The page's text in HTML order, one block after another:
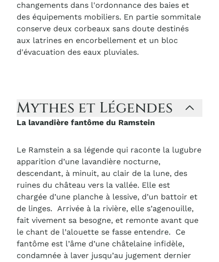
changements dans l'ordonnance des baies et
des équipements mobiliers. En partie sommitale
conserve deux corbeaux sans doute destinés
aux latrines en encorbellement et un bloc
d'évacuation des eaux pluviales.
Mythes et Légendes
La lavandière fantôme du Ramstein
Le Ramstein a sa légende qui raconte la lugubre
apparition d’une lavandière nocturne,
descendant, à minuit, au clair de la lune, des
ruines du château vers la vallée. Elle est
chargée d’une planche à lessive, d’un battoir et
de linges. Arrivée à la rivière, elle s’agenouille,
fait vivement sa besogne, et remonte avant que
le chant de l’alouette se fasse entendre. Ce
fantôme est l’âme d’une châtelaine infidèle,
condamnée à laver jusqu’au jugement dernier